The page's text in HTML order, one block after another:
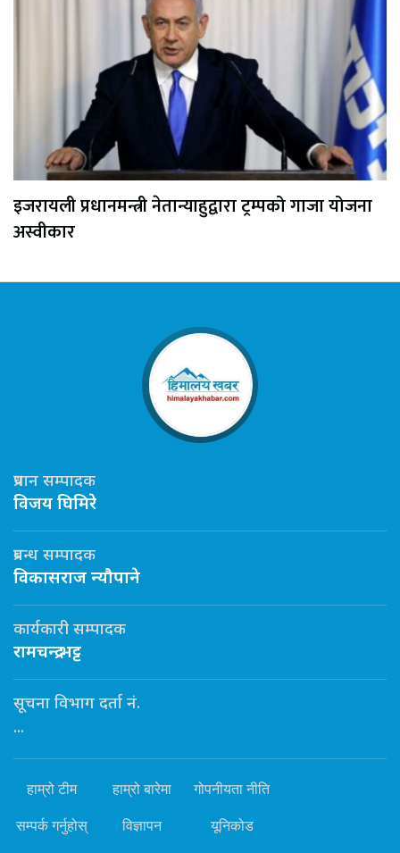
इजरायली प्रधानमन्त्री नेतान्याहुद्वारा ट्रम्पको गाजा योजना
अस्वीकार
प्रधान सम्पादक
विजय घिमिरे
प्रबन्ध सम्पादक
विकासराज न्यौपाने
कार्यकारी सम्पादक
रामचन्द्र भट्ट
सूचना विभाग दर्ता नं.
...
हाम्रो टीम हाम्रो बारेमा गोपनीयता नीति
सम्पर्क गर्नुहोस् विज्ञापन यूनिकोड